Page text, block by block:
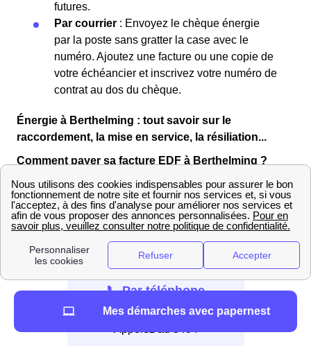
futures.
Par courrier : Envoyez le chèque énergie
par la poste sans gratter la case avec le
numéro. Ajoutez une facture ou une copie de
votre échéancier et inscrivez votre numéro de
contrat au dos du chèque.
Énergie à Berthelming : tout savoir sur le
raccordement, la mise en service, la résiliation...
Comment payer sa facture EDF à Berthelming ?
Dans le cas où vous habitez dans la ville de
Berthelming, les habitants peuvent procéder au
paiement de leur facture EDF de différentes manières :
📞 Par téléphone
Mes démarches avec papernest